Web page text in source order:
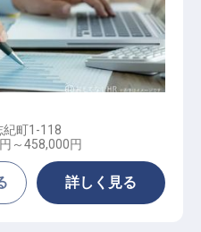
本社（IT推進室）】
紀町1-118
～458,000円
詳しく見る